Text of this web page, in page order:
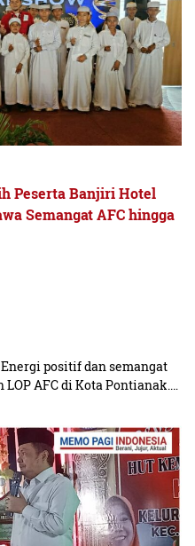
Peserta Banjiri Hotel
Semangat AFC hingga
positif dan semangat
AFC di Kota Pontianak.…